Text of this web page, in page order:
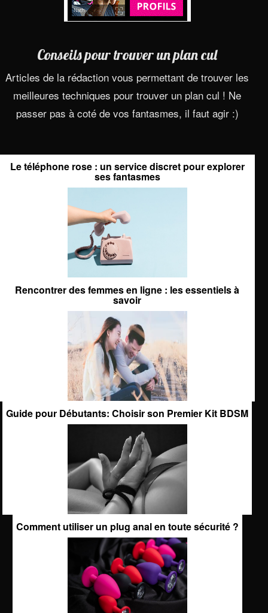
Conseils pour trouver un plan cul
Articles de la rédaction vous permettant de trouver les
meilleures techniques pour trouver un plan cul ! Ne
passer pas à coté de vos fantasmes, il faut agir :)
Le téléphone rose : un service discret pour explorer
ses fantasmes
Rencontrer des femmes en ligne : les essentiels à
savoir
Guide pour Débutants: Choisir son Premier Kit BDSM
Comment utiliser un plug anal en toute sécurité ?